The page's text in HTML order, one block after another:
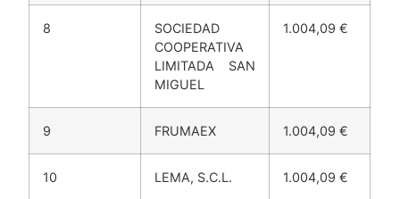
7
EXPLUM SDAD
COOP
1.004,09 €
SOCIEDAD
COOPERATIVA
LIMITADA SAN
FRUMAEX 1.004,09 €